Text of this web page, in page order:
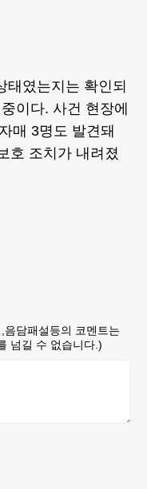
태였는지는 확인되
이다. 사건 현장에
매 3명도 발견돼
호 조치가 내려졌
담패설등의 코멘트는
넘길 수 없습니다.)